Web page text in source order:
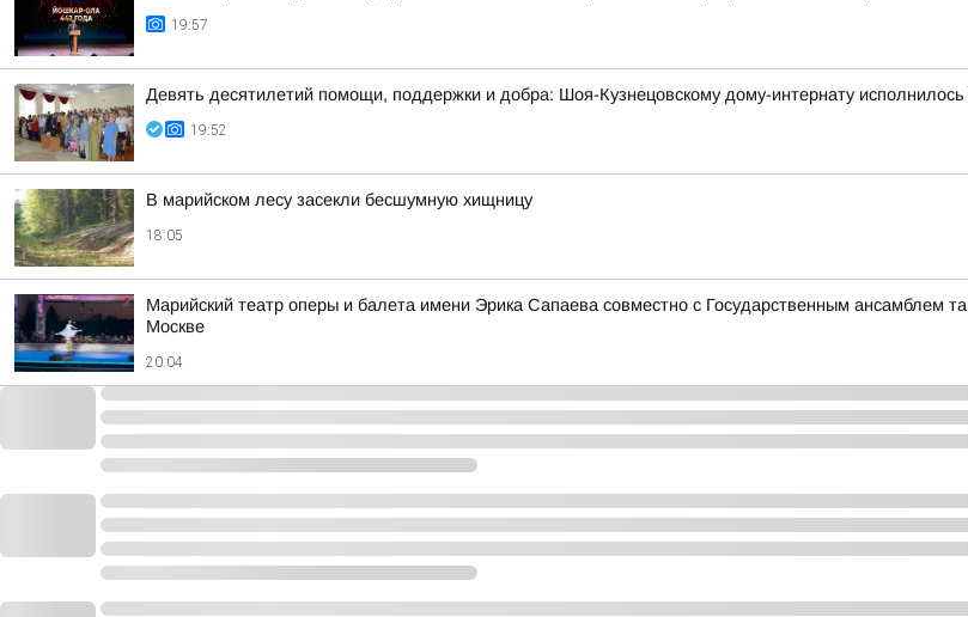
19:57
Девять десятилетий помощи, поддержки и добра: Шоя-Кузнецовскому дому-интернату исполнилось
19:52
В марийском лесу засекли бесшумную хищницу
18:05
Марийский театр оперы и балета имени Эрика Сапаева совместно с Государственным ансамблем
Москве
20:04